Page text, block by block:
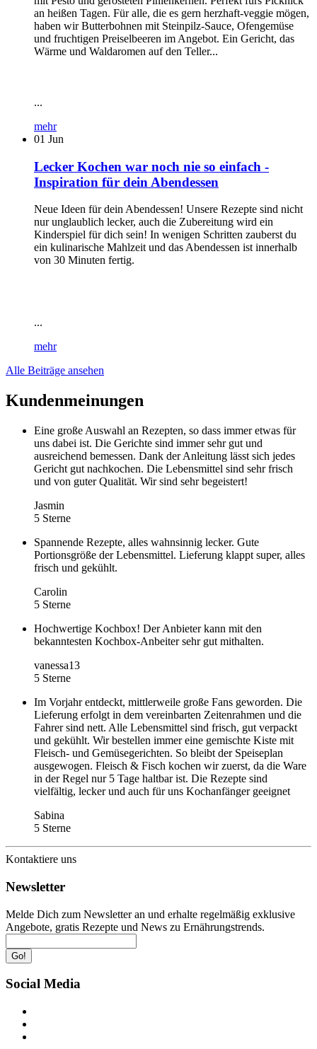
an heißen Tagen. Für alle, die es gern herzhaft-veggie mögen,
haben wir Butterbohnen mit Steinpilz-Sauce, Ofengemüse
und fruchtigen Preiselbeeren im Angebot. Ein Gericht, das
Wärme und Waldaromen auf den Teller...
...
mehr
01 Jun
Lecker Kochen war noch nie so einfach -
Inspiration für dein Abendessen
Neue Ideen für dein Abendessen! Unsere Rezepte sind nicht
nur unglaublich lecker, auch die Zubereitung wird ein
Kinderspiel für dich sein! In wenigen Schritten zauberst du
ein kulinarische Mahlzeit und das Abendessen ist innerhalb
von 30 Minuten fertig.
...
mehr
Alle Beiträge ansehen
Kundenmeinungen
Eine große Auswahl an Rezepten, so dass immer etwas für
uns dabei ist. Die Gerichte sind immer sehr gut und
ausreichend bemessen. Dank der Anleitung lässt sich jedes
Gericht gut nachkochen. Die Lebensmittel sind sehr frisch
und von guter Qualität. Wir sind sehr begeistert!
Jasmin
5 Sterne
Spannende Rezepte, alles wahnsinnig lecker. Gute
Portionsgröße der Lebensmittel. Lieferung klappt super, alles
frisch und gekühlt.
Carolin
5 Sterne
Hochwertige Kochbox! Der Anbieter kann mit den
bekanntesten Kochbox-Anbeiter sehr gut mithalten.
vanessa13
5 Sterne
Im Vorjahr entdeckt, mittlerweile große Fans geworden. Die
Lieferung erfolgt in dem vereinbarten Zeitenrahmen und die
Fahrer sind nett. Alle Lebensmittel sind frisch, gut verpackt
und gekühlt. Wir bestellen immer eine gemischte Kiste mit
Fleisch- und Gemüsegerichten. So bleibt der Speiseplan
ausgewogen. Fleisch & Fisch kochen wir zuerst, da die Ware
in der Regel nur 5 Tage haltbar ist. Die Rezepte sind
vielfältig, lecker und auch für uns Kochanfänger geeignet
Sabina
5 Sterne
Kontaktiere uns
Newsletter
Melde Dich zum Newsletter an und erhalte regelmäßig exklusive
Angebote, gratis Rezepte und News zu Ernährungstrends.
Go!
Social Media